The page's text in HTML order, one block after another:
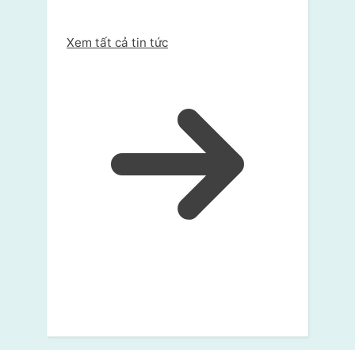
Xem tất cả tin tức